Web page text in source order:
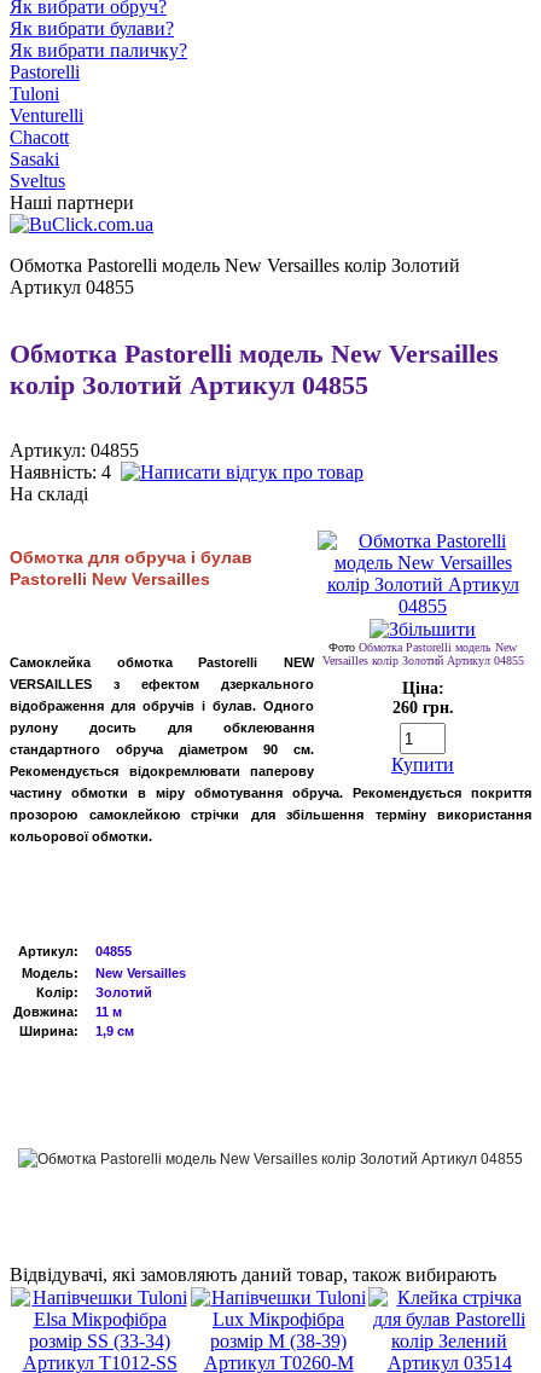
Як вибрати обруч?
Як вибрати булави?
Як вибрати паличку?
Pastorelli
Tuloni
Venturelli
Chacott
Sasaki
Sveltus
Наші партнери
Обмотка Pastorelli модель New Versailles колір Золотий
Артикул 04855
Обмотка Pastorelli модель New Versailles
колір Золотий Артикул 04855
Артикул: 04855
Наявність: 4
На складі
Фото Обмотка Pastorelli модель New
Versailles колір Золотий Артикул 04855
Ціна:
260 грн.
Купити
Обмотка для обруча і булав
Pastorelli New Versailles
Самоклейка обмотка
Pastorelli NEW
VERSAILLES
з ефектом
дзеркального
відображення для обручів і булав. Одного
рулону
досить для
обклеювання
стандартного
обруча діаметром 90 см.
Рекомендується
відокремлювати
паперову
частину
обмотки в міру обмотування обруча. Рекомендується
покриття
прозорою
самоклейкою стрічки для збільшення терміну
використання
кольорової обмотки.
Артикул:
04855
Модель:
New Versailles
Колір:
Золотий
Довжина:
11 м
Ширина:
1,9 см
Відвідувачі, які замовляють даний товар, також вибирають